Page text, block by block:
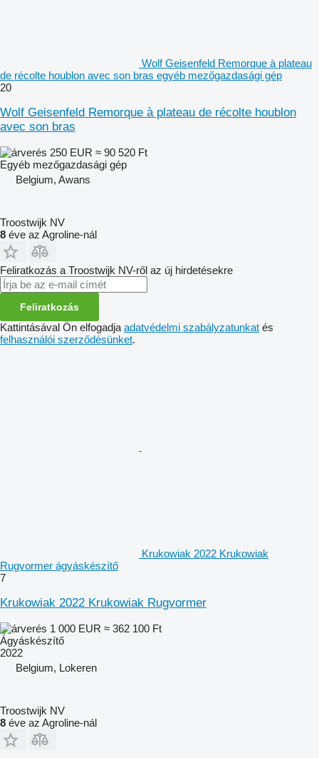
Wolf Geisenfeld Remorque à plateau
de récolte houblon avec son bras egyéb mezőgazdasági gép
20
Wolf Geisenfeld Remorque à plateau de récolte houblon
avec son bras
250 EUR ≈ 90 520 Ft
Egyéb mezőgazdasági gép
Belgium, Awans
Troostwijk NV
8 éve az Agroline-nál
Feliratkozás a Troostwijk NV-ről az új hirdetésekre
Feliratkozás
Kattintásával Ön elfogadja adatvédelmi szabályzatunkat és
felhasználói szerződésünket.
Krukowiak 2022 Krukowiak
Rugvormer ágyáskészítő
7
Krukowiak 2022 Krukowiak Rugvormer
1 000 EUR ≈ 362 100 Ft
Ágyáskészítő
2022
Belgium, Lokeren
Troostwijk NV
8 éve az Agroline-nál